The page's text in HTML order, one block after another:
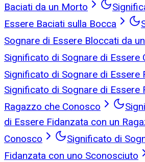
Baciati da un Morto
Essere Baciati sulla Bocca
Sognare di Essere Bloccati da
Significato di Sognare di Essere
Significato di Sognare di Essere
Significato di Sognare di Essere
Ragazzo che Conosco
di Essere Fidanzata con un
Conosco
Significato di
Fidanzata con uno Sconosciuto